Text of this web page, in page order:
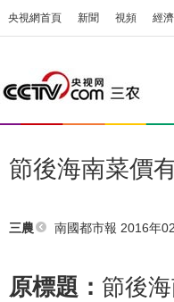
央視網首頁 新聞 視頻 經濟
節後海南菜價
三農 南國都市報 2016年
原標題： 節後